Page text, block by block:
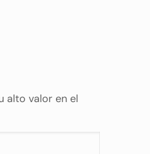
alto valor en el